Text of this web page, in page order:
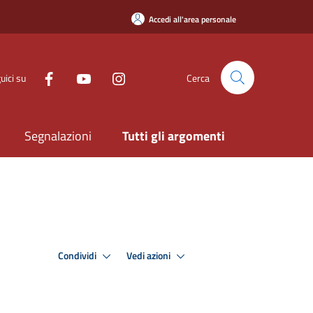
Accedi all'area personale
su Cerca
Segnalazioni Tutti gli argomenti
Condividi Vedi azioni